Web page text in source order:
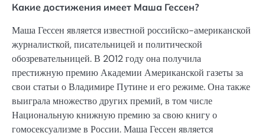
Какие достижения имеет Маша Гессен?
Маша Гессен является известной российско-американской
журналисткой, писательницей и политической
обозревательницей. В 2012 году она получила
престижную премию Академии Американской газеты за
свои статьи о Владимире Путине и его режиме. Она также
выиграла множество других премий, в том числе
Национальную книжную премию за свою книгу о
гомосексуализме в России. Маша Гессен является